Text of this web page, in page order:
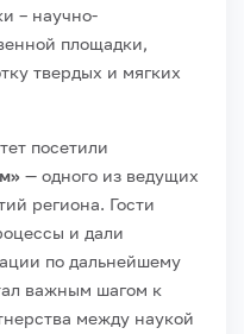
– научно-
площадки,
твердых и мягких
посетили
— одного из ведущих
региона. Гости
и дали
по дальнейшему
важным шагом к
между наукой